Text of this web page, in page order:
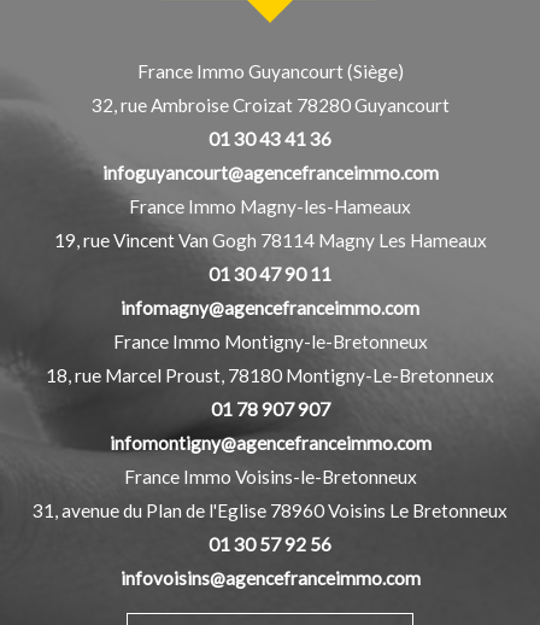
France Immo Guyancourt (Siège)
32, rue Ambroise Croizat 78280Guyancourt
01 30 43 41 36
infoguyancourt@agencefranceimmo.com
France Immo Magny-les-Hameaux
19, rue Vincent Van Gogh 78114 Magny Les Hameaux
01 30 47 90 11
infomagny@agencefranceimmo.com
France Immo Montigny-le-Bretonneux
18, rue Marcel Proust, 78180 Montigny-Le-Bretonneux
01 78 907 907
infomontigny@agencefranceimmo.com
France Immo Voisins-le-Bretonneux
31, avenue du Plan de l'Eglise 78960Voisins Le Bretonneux
01 30 57 92 56
infovoisins@agencefranceimmo.com